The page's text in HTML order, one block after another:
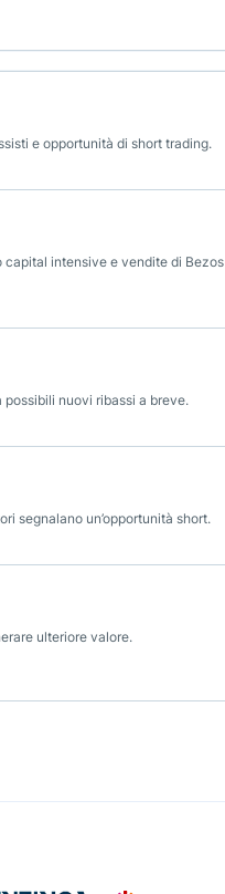
e opportunità di short trading.
capital intensive e vendite di Bezos
nuovi ribassi a breve.
segnalano un’opportunità short.
ulteriore valore.